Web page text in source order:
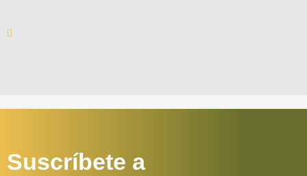
Suscríbete a